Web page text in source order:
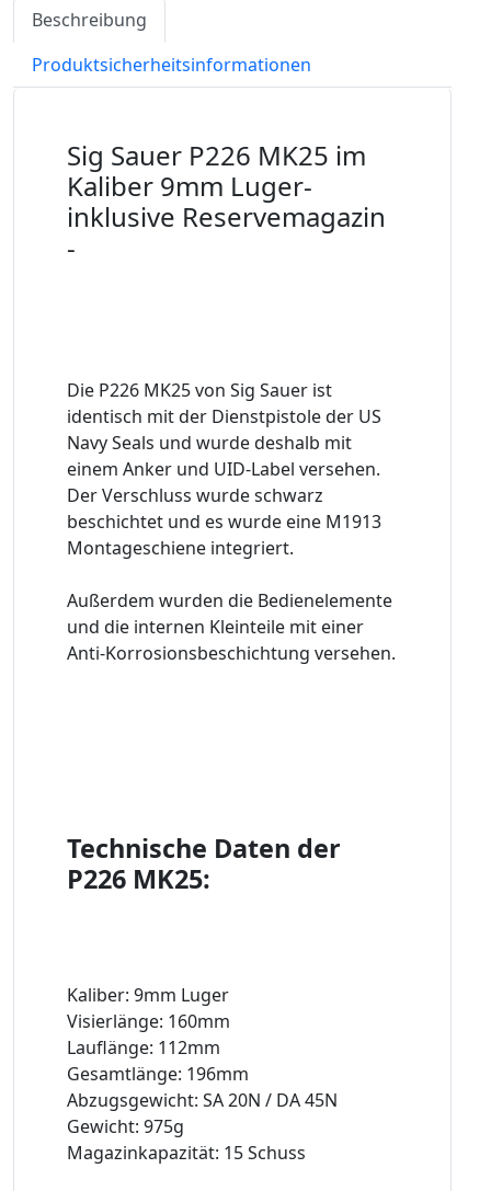
Beschreibung
Produktsicherheitsinformationen
Sig Sauer P226 MK25 im
Kaliber 9mm Luger-
inklusive Reservemagazin
-
Die P226 MK25 von Sig Sauer ist
identisch mit der Dienstpistole der US
Navy Seals und wurde deshalb mit
einem Anker und UID-Label versehen.
Der Verschluss wurde schwarz
beschichtet und es wurde eine M1913
Montageschiene integriert.
Außerdem wurden die Bedienelemente
und die internen Kleinteile mit einer
Anti-Korrosionsbeschichtung versehen.
Technische Daten der
P226 MK25:
Kaliber: 9mm Luger
Visierlänge: 160mm
Lauflänge: 112mm
Gesamtlänge: 196mm
Abzugsgewicht: SA 20N / DA 45N
Gewicht: 975g
Magazinkapazität: 15 Schuss